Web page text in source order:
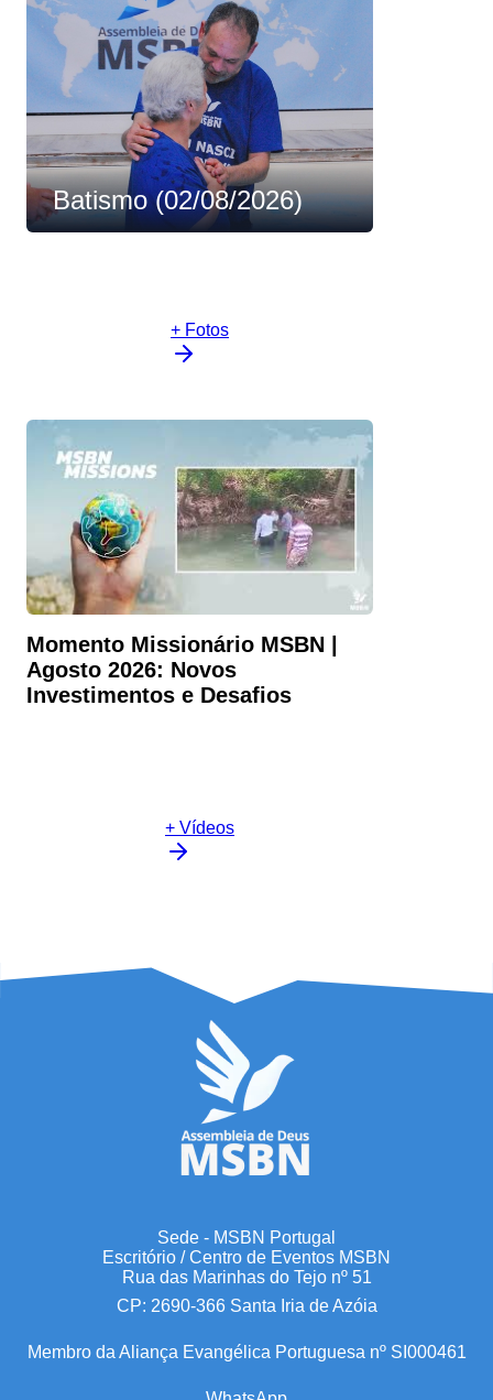
Batismo (02/08/2026)
+ Fotos
Momento Missionário MSBN |
Agosto 2026: Novos
Investimentos e Desafios
+ Vídeos
Sede - MSBN Portugal
Escritório / Centro de Eventos MSBN
Rua das Marinhas do Tejo nº 51
CP: 2690-366 Santa Iria de Azóia
Membro da Aliança Evangélica Portuguesa nº SI000461